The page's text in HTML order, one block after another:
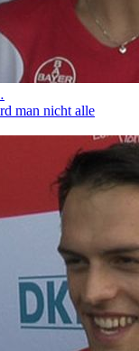
man nicht alle